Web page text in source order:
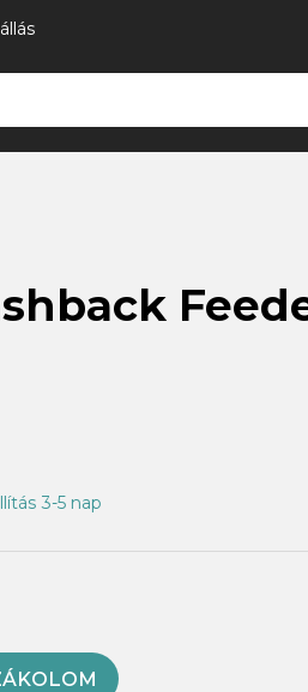
3-5 nap